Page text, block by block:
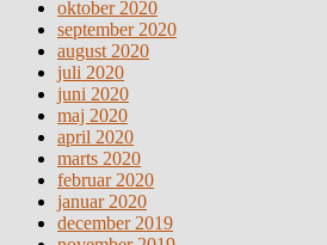
oktober 2020
september 2020
august 2020
juli 2020
juni 2020
maj 2020
april 2020
marts 2020
februar 2020
januar 2020
december 2019